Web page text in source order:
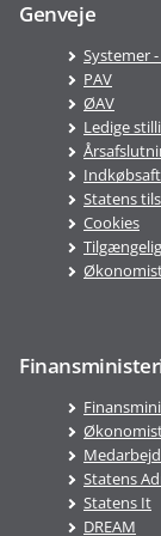
Genveje
Systemer
PAV
ØAV
Ledige
Statens
Cookies
Statens
Statens It
DREAM